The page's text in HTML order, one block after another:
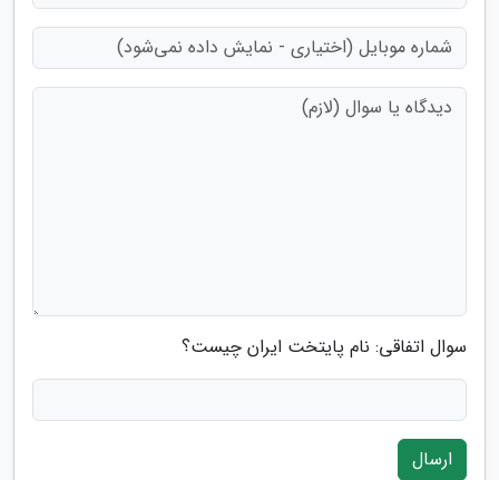
سوال اتفاقی: نام پایتخت ایران چیست؟
ارسال